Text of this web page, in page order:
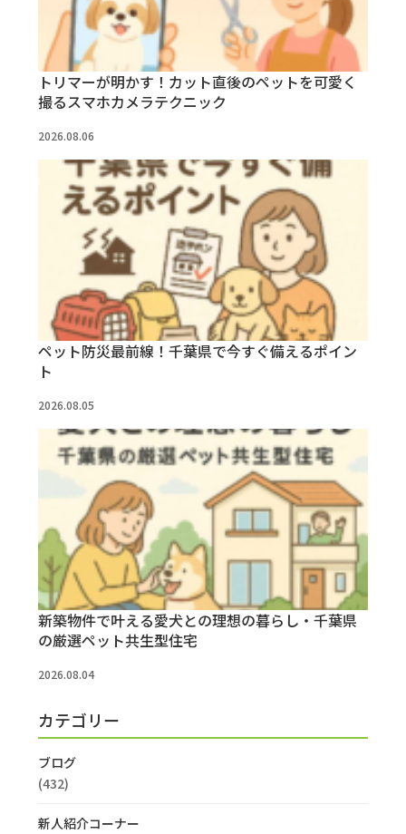
トリマーが明かす！カット直後のペットを可愛く
撮るスマホカメラテクニック
2026.08.06
ペット防災最前線！千葉県で今すぐ備えるポイン
ト
2026.08.05
新築物件で叶える愛犬との理想の暮らし・千葉県
の厳選ペット共生型住宅
2026.08.04
カテゴリー
ブログ
(432)
新人紹介コーナー